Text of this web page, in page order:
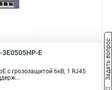
E
с грозозащитой 6кВ; 1 RJ45
Задать вопрос